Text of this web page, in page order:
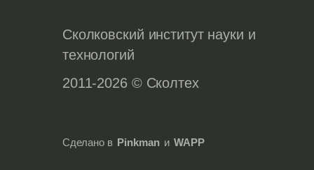
Сколковский институт науки и
технологий
2011-2026 © Сколтех
Сделано в Pinkman и WAPP